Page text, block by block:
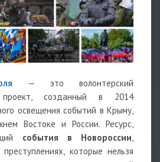
— это волонтерский
проект, созданный в 2014
освещения событий в Крыму,
Востоке и России. Ресурс,
события в Новороссии,
которые нельзя